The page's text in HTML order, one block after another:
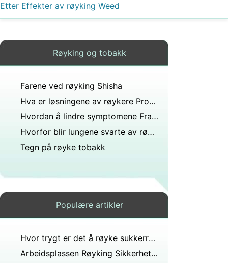
Etter Effekter av røyking Weed
Røyking og tobakk
Farene ved røyking Shisha
Hva er løsningene av røykere Problemer
Hvordan å lindre symptomene Fra Røykeslutt
Hvorfor blir lungene svarte av røyking?
Tegn på røyke tobakk
Populære artikler
Hvor trygt er det å røyke sukkerrørbagasse i en vannpipe?
Arbeidsplassen Røyking Sikkerhetsprosedyrer